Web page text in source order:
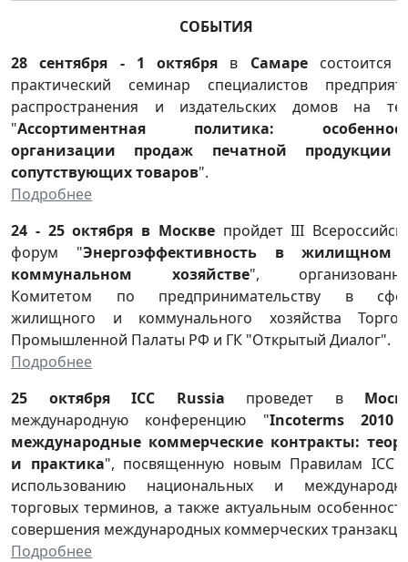
СОБЫТИЯ
28 сентября - 1 октября в Самаре состоится
практический семинар специалистов
распространения и издательских домов на
"Ассортиментная политика:
организации продаж печатной продукции
сопутствующих товаров".
Подробнее
24 - 25 октября в Москвепройдет III
форум "Энергоэффективность в жилищном
коммунальном хозяйстве",
Комитетом по предпринимательству в
жилищного и коммунального хозяйства
Промышленной Палаты РФ и ГК "Открытый Диалог".
Подробнее
25 октября ICC Russia проведет в
международную конференцию "Incoterms 2010
международные коммерческие контракты:
и практика", посвященную новым Правилам ICC
использованию национальных и
торговых терминов, а также актуальным
совершения международных коммерческих
Подробнее